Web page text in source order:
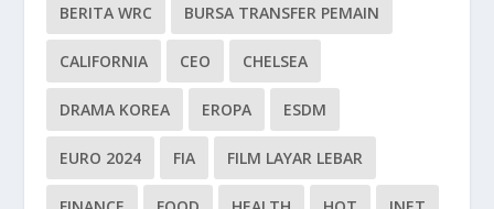
BERITA WRC BURSA TRANSFER PEMAIN
CALIFORNIA CEO CHELSEA
DRAMA KOREA EROPA ESDM
EURO 2024 FIA FILM LAYAR LEBAR